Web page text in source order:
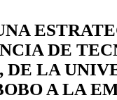
DE
DE LA
A LA